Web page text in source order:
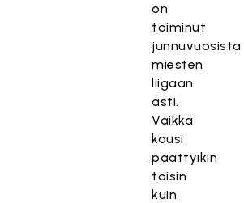
on
toiminut
junnuvuosista
miesten
liigaan
asti.
Vaikka
kausi
päättyikin
toisin
kuin